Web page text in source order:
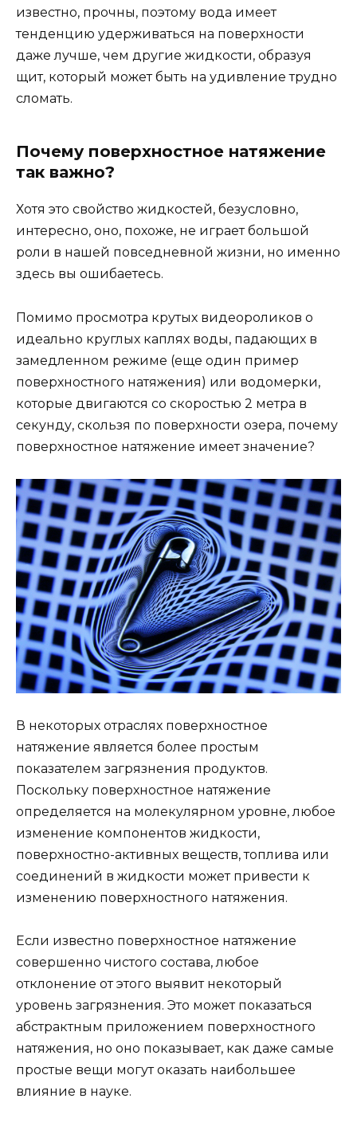
известно, прочны, поэтому вода имеет
тенденцию удерживаться на поверхности
даже лучше, чем другие жидкости, образуя
щит, который может быть на удивление трудно
сломать.
Почему поверхностное натяжение
так важно?
Хотя это свойство жидкостей, безусловно,
интересно, оно, похоже, не играет большой
роли в нашей повседневной жизни, но именно
здесь вы ошибаетесь.
Помимо просмотра крутых видеороликов о
идеально круглых каплях воды, падающих в
замедленном режиме (еще один пример
поверхностного натяжения) или водомерки,
которые двигаются со скоростью 2 метра в
секунду, скользя по поверхности озера, почему
поверхностное натяжение имеет значение?
В некоторых отраслях поверхностное
натяжение является более простым
показателем загрязнения продуктов.
Поскольку поверхностное натяжение
определяется на молекулярном уровне, любое
изменение компонентов жидкости,
поверхностно-активных веществ, топлива или
соединений в жидкости может привести к
изменению поверхностного натяжения.
Если известно поверхностное натяжение
совершенно чистого состава, любое
отклонение от этого выявит некоторый
уровень загрязнения. Это может показаться
абстрактным приложением поверхностного
натяжения, но оно показывает, как даже самые
простые вещи могут оказать наибольшее
влияние в науке.